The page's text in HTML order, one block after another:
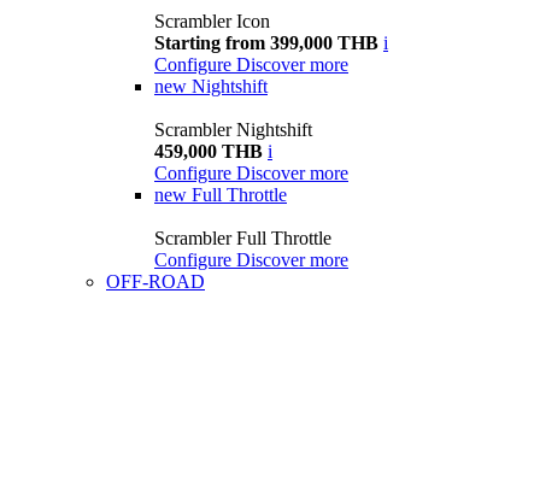
Scrambler Icon
Starting from 399,000 THB i
Configure Discover more
new Nightshift
Scrambler Nightshift
459,000 THB i
Configure Discover more
new Full Throttle
Scrambler Full Throttle
Configure Discover more
OFF-ROAD